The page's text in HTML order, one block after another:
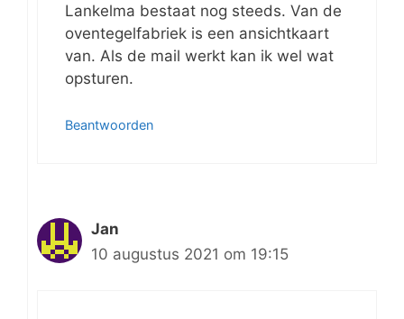
Lankelma bestaat nog steeds. Van de
oventegelfabriek is een ansichtkaart
van. Als de mail werkt kan ik wel wat
opsturen.
Beantwoorden
Jan
10 augustus 2021 om 19:15